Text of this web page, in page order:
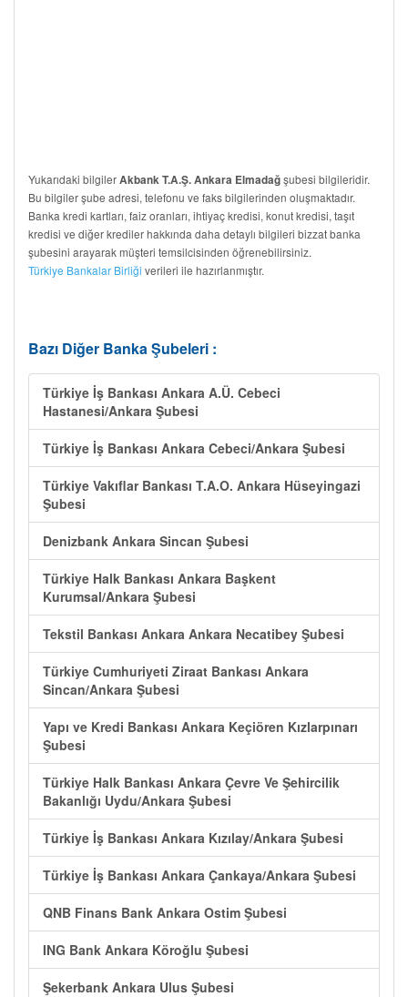
Yukarıdaki bilgilerAkbank T.A.Ş. Ankara Elmadağşubesi bilgileridir.
Bu bilgiler şube adresi, telefonu ve faks bilgilerinden oluşmaktadır.
Banka kredi kartları, faiz oranları, ihtiyaç kredisi, konut kredisi, taşıt
kredisi ve diğer krediler hakkında daha detaylı bilgileri bizzat banka
şubesini arayarak müşteri temsilcisinden öğrenebilirsiniz.
Türkiye Bankalar Birliği verileri ile hazırlanmıştır.
Bazı Diğer Banka Şubeleri :
Türkiye İş Bankası Ankara A.Ü. Cebeci
Hastanesi/Ankara Şubesi
Türkiye İş Bankası Ankara Cebeci/Ankara Şubesi
Türkiye Vakıflar Bankası T.A.O. Ankara Hüseyingazi
Şubesi
Denizbank Ankara Sincan Şubesi
Türkiye Halk Bankası Ankara Başkent
Kurumsal/Ankara Şubesi
Tekstil Bankası Ankara Ankara Necatibey Şubesi
Türkiye Cumhuriyeti Ziraat Bankası Ankara
Sincan/Ankara Şubesi
Yapı ve Kredi Bankası Ankara Keçiören Kızlarpınarı
Şubesi
Türkiye Halk Bankası Ankara Çevre Ve Şehircilik
Bakanlığı Uydu/Ankara Şubesi
Türkiye İş Bankası Ankara Kızılay/Ankara Şubesi
Türkiye İş Bankası Ankara Çankaya/Ankara Şubesi
QNB Finans Bank Ankara Ostim Şubesi
ING Bank Ankara Köroğlu Şubesi
Şekerbank Ankara Ulus Şubesi